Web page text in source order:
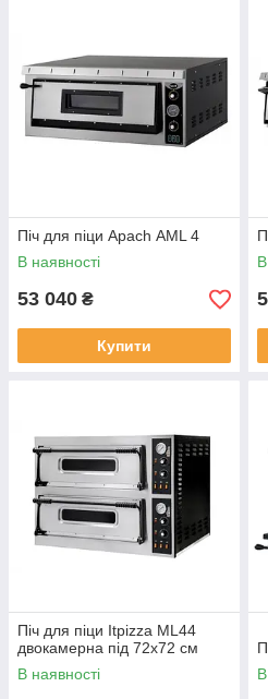
Піч для піци Apach АML 4
В наявності
53 040 ₴
Купити
Піч для піци Itpizza ML44
двокамерна під 72х72 см
В наявності